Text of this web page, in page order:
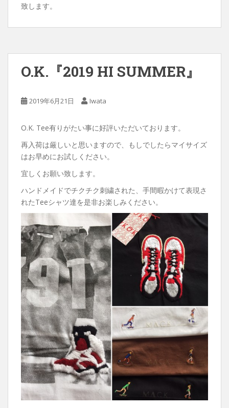
致します。
O.K.『2019 HI SUMMER』
2019年6月21日 Iwata
O.K. Tee有りがたい事に好評いただいております。
再入荷は厳しいと思いますので、もしでしたらマイサイズ
はお早めにお試しください。
宜しくお願い致します。
ハンドメイドでチクチク刺繍された、手間暇かけて表現さ
れたTeeシャツ達を是非お楽しみください。